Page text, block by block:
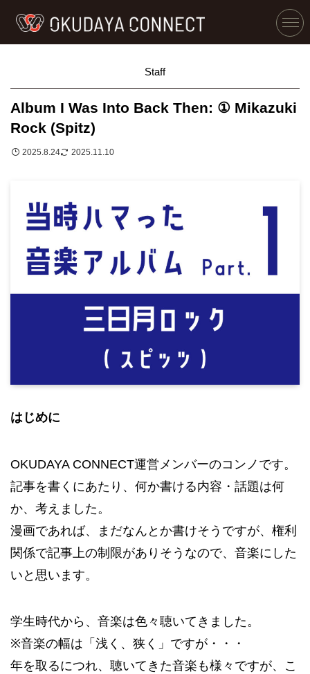
Staff
Album I Was Into Back Then: ① Mikazuki
Rock (Spitz)
2025.8.24 2025.11.10
はじめに
OKUDAYA CONNECT運営メンバーのコンノです。
記事を書くにあたり、何か書ける内容・話題は何
か、考えました。
漫画であれば、まだなんとか書けそうですが、権利
関係で記事上の制限がありそうなので、音楽にした
いと思います。
学生時代から、音楽は色々聴いてきました。
※音楽の幅は「浅く、狭く」ですが・・・
年を取るにつれ、聴いてきた音楽も様々ですが、こ